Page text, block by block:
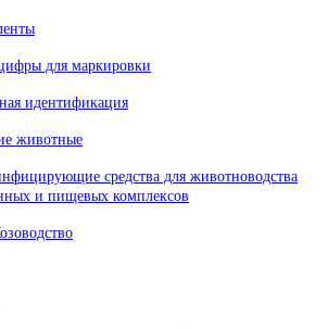
для маркировки
идентификация
животные
средства для животноводства
и пищевых комплексов